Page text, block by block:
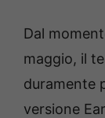
Dal
maggio, il
duramente
versione